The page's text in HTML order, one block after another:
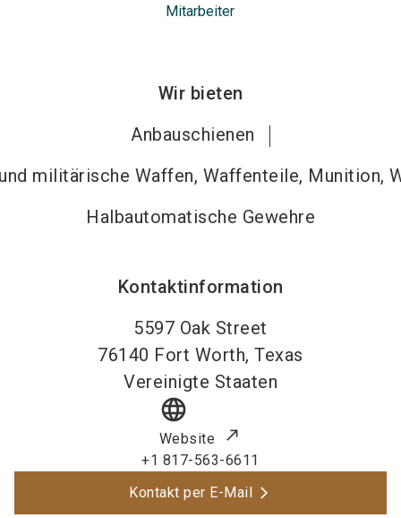
Mitarbeiter
Wir bieten
Anbauschienen
militärische Waffen, Waffenteile, Munition,
Halbautomatische Gewehre
Kontaktinformation
5597 Oak Street
76140 Fort Worth, Texas
Vereinigte Staaten
language
Website
+1 817-563-6611
Kontakt per E-Mail